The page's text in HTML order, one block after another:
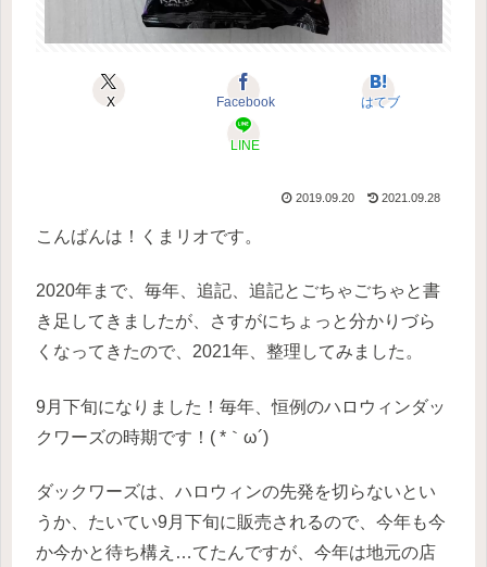
X Facebook はてブ
LINE
2019.09.20 2021.09.28
こんばんは！くまリオです。
2020年まで、毎年、追記、追記とごちゃごちゃと書
き足してきましたが、さすがにちょっと分かりづら
くなってきたので、2021年、整理してみました。
9月下旬になりました！毎年、恒例のハロウィンダッ
クワーズの時期です！( *｀ω´)
ダックワーズは、ハロウィンの先発を切らないとい
うか、たいてい9月下旬に販売されるので、今年も今
か今かと待ち構え…てたんですが、今年は地元の店